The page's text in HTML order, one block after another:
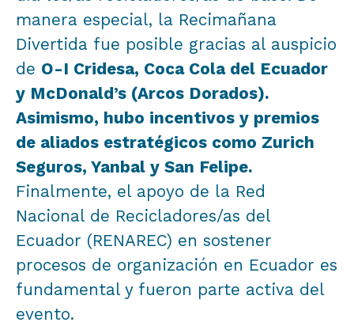
manera especial, la Recimañana
Divertida fue posible gracias al auspicio
de O-I Cridesa, Coca Cola del Ecuador
y McDonald’s (Arcos Dorados).
Asimismo, hubo incentivos y premios
de aliados estratégicos como Zurich
Seguros, Yanbal y San Felipe.
Finalmente, el apoyo de la Red
Nacional de Recicladores/as del
Ecuador (RENAREC) en sostener
procesos de organización en Ecuador es
fundamental y fueron parte activa del
evento.